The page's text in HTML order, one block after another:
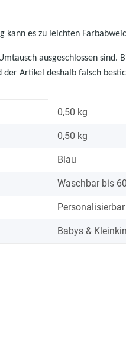
es zu leichten
ausgeschlossen
Artikel deshalb falsch
0,50 kg
0,50 kg
Blau
Waschbar bis
Babys &